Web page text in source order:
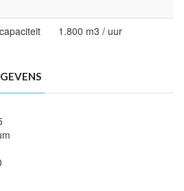
1.800 m3 / uur